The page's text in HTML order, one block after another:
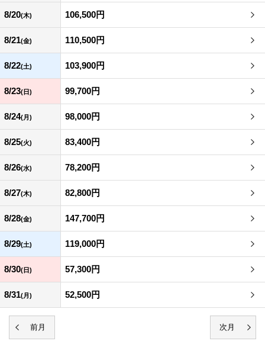
8/20(木) 106,500円
8/21(金) 110,500円
8/22(土) 103,900円
8/23(日) 99,700円
8/24(月) 98,000円
8/25(火) 83,400円
8/26(水) 78,200円
8/27(木) 82,800円
8/28(金) 147,700円
8/29(土) 119,000円
8/30(日) 57,300円
8/31(月) 52,500円